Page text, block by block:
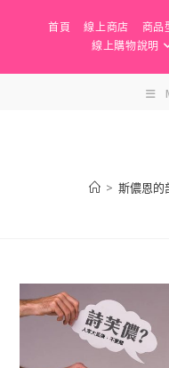
content
首頁 線上商店 商品
線上購物說明
> 斯儂恩的